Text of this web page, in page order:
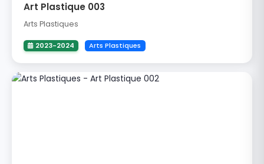
Art Plastique 003
Arts Plastiques
2023-2024 Arts Plastiques